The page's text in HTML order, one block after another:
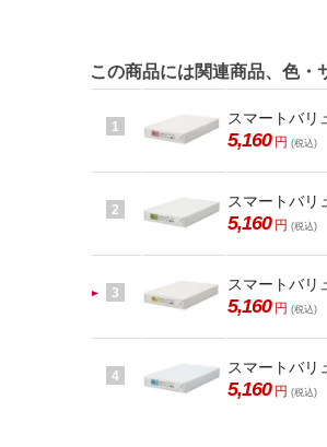
この商品には関連商品、色・
1 スマートバリ
5,160 円 (税込)
2 スマートバリ
5,160 円 (税込)
3 スマートバリ
5,160 円 (税込)
4 スマートバリ
5,160 円 (税込)